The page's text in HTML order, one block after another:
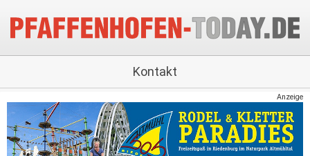
Kontakt
Anzeige